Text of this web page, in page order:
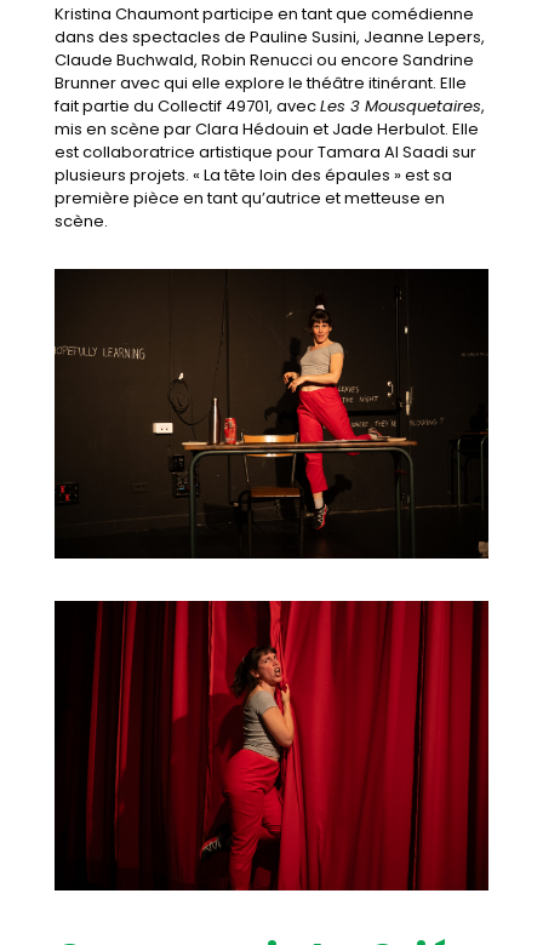
Kristina Chaumont participe en tant que comédienne
dans des spectacles de Pauline Susini, Jeanne Lepers,
Claude Buchwald, Robin Renucci ou encore Sandrine
Brunner avec qui elle explore le théâtre itinérant. Elle
fait partie du Collectif 49701, avecLes 3 Mousquetaires,
mis en scène par Clara Hédouin et Jade Herbulot. Elle
est collaboratrice artistique pour Tamara Al Saadi sur
plusieurs projets. « La tête loin des épaules » est sa
première pièce en tant qu’autrice et metteuse en
scène.